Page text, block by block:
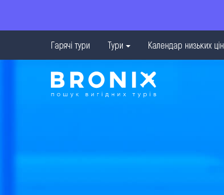
Гарячі тури Тури Календар низьких цін